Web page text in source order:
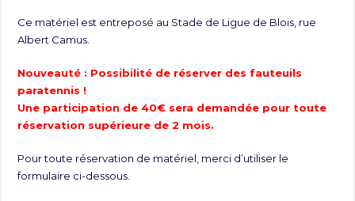
Ce matériel est entreposé au Stade de Ligue de Blois, rue
Albert Camus.
Nouveauté : Possibilité de réserver des fauteuils
paratennis !
Une participation de 40€ sera demandée pour toute
réservation supérieure de 2 mois.
Pour toute réservation de matériel, merci d’utiliser le
formulaire ci-dessous.